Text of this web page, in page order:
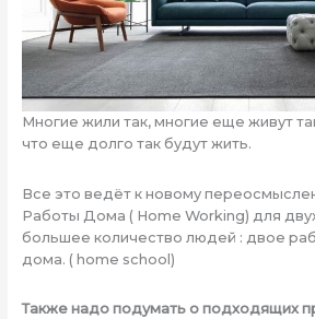
Многие жили так, многие еще живут
что еще долго так будут жить.
Все это ведёт к новому
Работы Дома ( Home Working) для
большее количество людей : двое
дома. ( home school)
Также надо подумать о подходящих